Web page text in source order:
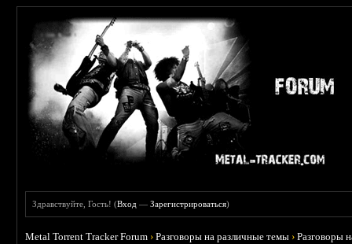
Здравствуйте, Гость! (Вход —Зарегистрироваться)
Metal Torrent Tracker Forum ›Разговоры на различные темы ›Разговоры